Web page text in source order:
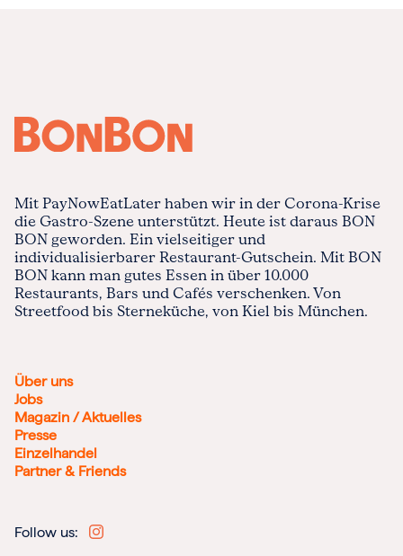
Mit PayNowEatLater haben wir in der Corona-Krise
die Gastro-Szene unterstützt. Heute ist daraus BON
BON geworden. Ein vielseitiger und
individualisierbarer Restaurant-Gutschein. Mit BON
BON kann man gutes Essen in über 10.000
Restaurants, Bars und Cafés verschenken. Von
Streetfood bis Sterneküche, von Kiel bis München.
Über uns
Jobs
Magazin / Aktuelles
Presse
Einzelhandel
Partner & Friends
Follow us: